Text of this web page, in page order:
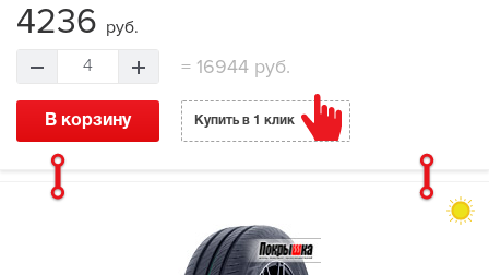
4236 руб.
4 =16944 руб.
В корзину Купить в 1 клик